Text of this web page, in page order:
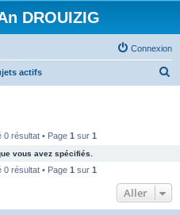
DROUIZIG
Connexion
actifs
c
résultat • Page 1 sur 1
vous avez spécifiés.
résultat • Page 1 sur 1
Aller